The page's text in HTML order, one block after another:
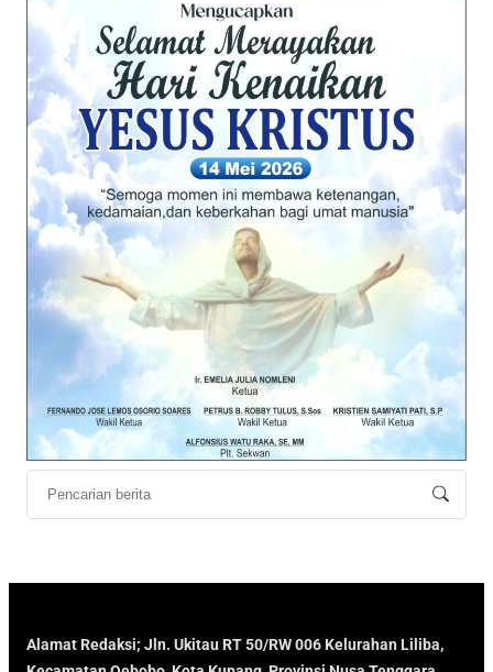
Alamat Redaksi; Jln. Ukitau RT 50/RW 006 Kelurahan Liliba,